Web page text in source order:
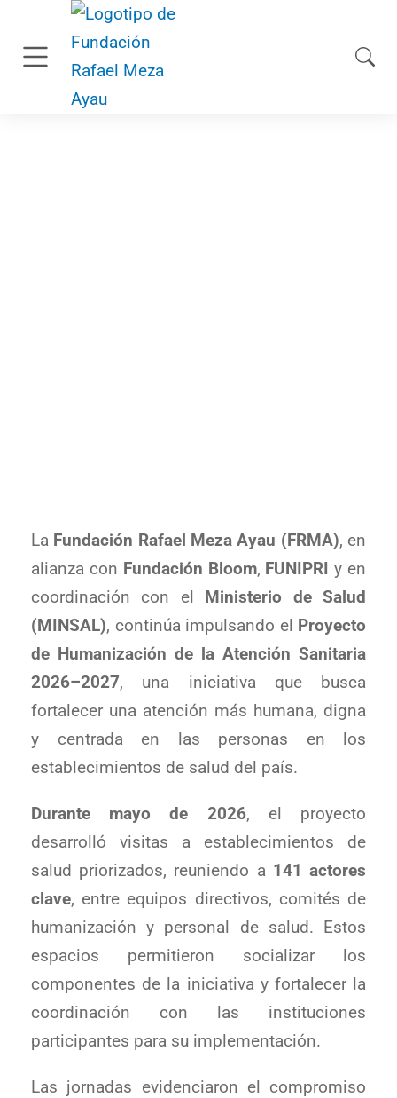
La Fundación Rafael Meza Ayau (FRMA), en
alianza con Fundación Bloom, FUNIPRI y en
coordinación con el Ministerio de Salud
(MINSAL), continúa impulsando el Proyecto
de Humanización de la Atención Sanitaria
2026–2027, una iniciativa que busca
fortalecer una atención más humana, digna
y centrada en las personas en los
establecimientos de salud del país.
Durante mayo de 2026, el proyecto
desarrolló visitas a establecimientos de
salud priorizados, reuniendo a 141 actores
clave, entre equipos directivos, comités de
humanización y personal de salud. Estos
espacios permitieron socializar los
componentes de la iniciativa y fortalecer la
coordinación con las instituciones
participantes para su implementación.
Las jornadas evidenciaron el compromiso